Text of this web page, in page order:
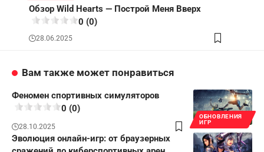
Обзор Wild Hearts — Построй Меня Вверх
0 (0)
28.06.2025
Вам также может понравиться
ОБНОВЛЕНИЯ
ИГР
Феномен спортивных симуляторов
0 (0)
28.10.2025
Эволюция онлайн-игр: от браузерных